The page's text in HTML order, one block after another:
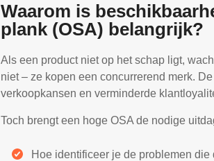
Waarom is
plank (OSA) belangrijk?
Als een product niet op het schap ligt,
niet – ze kopen een concurrerend merk.
verkoopkansen en verminderde
Toch brengt een hoge OSA de nodige
Hoe identificeer je de problemen